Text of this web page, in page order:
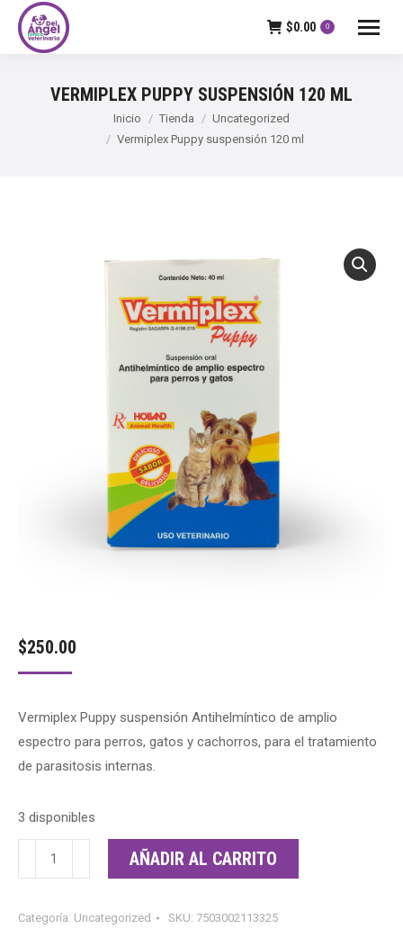
$0.00 0
VERMIPLEX PUPPY SUSPENSIÓN 120 ML
Inicio Tienda
Uncategorized
Vermiplex Puppy suspensión 120 ml
$250.00
Vermiplex Puppy suspensión Antihelmíntico de amplio
espectro para perros, gatos y cachorros, para el tratamiento
de parasitosis internas.
3 disponibles
Vermiplex
Puppy
120
AÑADIR AL CARRITO
Categoría: Uncategorized SKU: 7503002113325